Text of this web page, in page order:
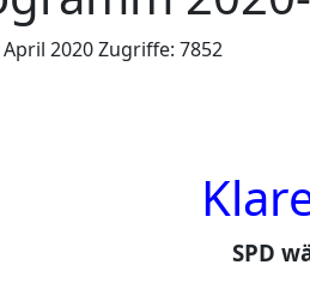
April 2020Zugriffe: 7852
SPD